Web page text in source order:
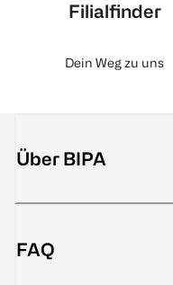
Filialfinder
Dein Weg zu uns
Über BIPA
FAQ